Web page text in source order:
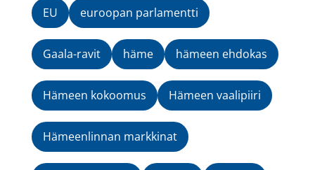
EU euroopan parlamentti
Gaala-ravit häme hämeen ehdokas
Hämeen kokoomus Hämeen vaalipiiri
Hämeenlinnan markkinat